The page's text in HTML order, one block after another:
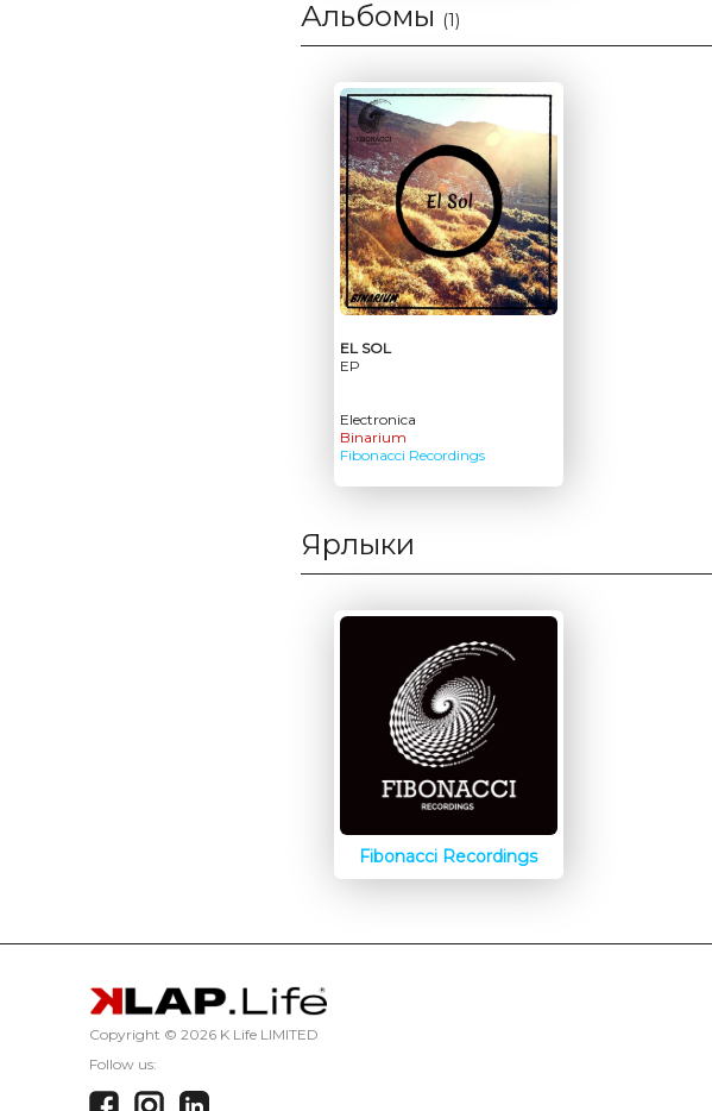
Альбомы (1)
EL SOL
EP
Electronica
Binarium
Fibonacci Recordings
Ярлыки
Fibonacci Recordings
Copyright © 2026 K Life LIMITED
Follow us: